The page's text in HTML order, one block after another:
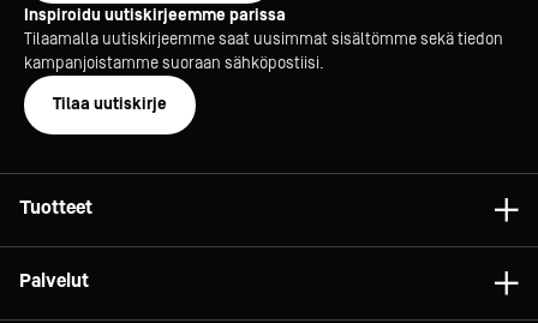
Inspiroidu uutiskirjeemme parissa
Tilaamalla uutiskirjeemme saat uusimmat sisältömme sekä tiedon
kampanjoistamme suoraan sähköpostiisi.
Tilaa uutiskirje
Tuotteet
Palvelut